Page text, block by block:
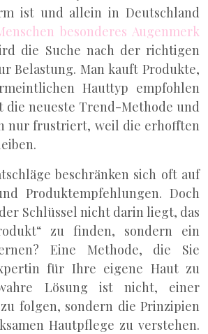
ist und allein in Deutschland
besonderes Augenmerk
die Suche nach der richtigen
Belastung. Man kauft Produkte,
Hauttyp empfohlen
die neueste Trend-Methode und
nur frustriert, weil die erhofften
beschränken sich oft auf
Produktempfehlungen. Doch
Schlüssel nicht darin liegt, das
zu finden, sondern ein
Eine Methode, die Sie
für Ihre eigene Haut zu
Lösung ist nicht, einer
folgen, sondern die Prinzipien
Hautpflege zu verstehen.